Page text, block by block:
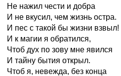
Не нажил чести и добра
И не вкусил, чем жизнь остра.
И пес с такой бы жизни взвыл!
И к магии я обратился,
Чтоб дух по зову мне явился
И тайну бытия открыл.
Чтоб я, невежда, без конца